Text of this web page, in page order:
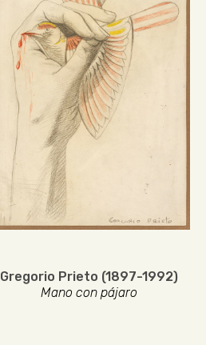
Gregorio Prieto (1897-1992)
Mano con pájaro